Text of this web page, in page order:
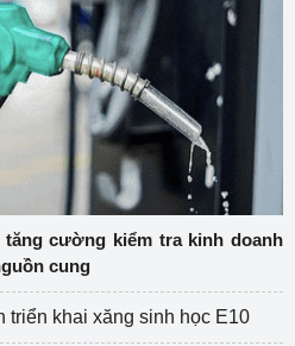
cường kiểm tra kinh doanh
cung
triển khai xăng sinh học E10